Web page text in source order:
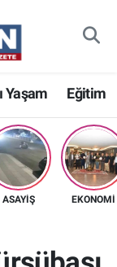
Yaşam Eğitim
ASAYIŞ EKONOMI